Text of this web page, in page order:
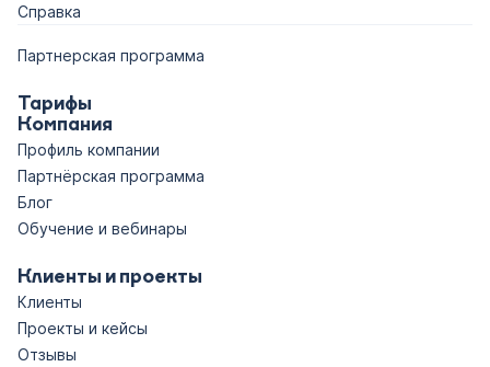
                           - В
командировке
                         ",
        "example": ""Работает""
    },
    "WorkPhone": {
        "required": false,
        "type": "string",
        "description": "Номер телефона
сотрудника",
Справка
Партнерская программа
Тарифы
Компания
Профиль компании
Партнёрская программа
Блог
Обучение и вебинары
Клиенты и проекты
Клиенты
Проекты и кейсы
Отзывы